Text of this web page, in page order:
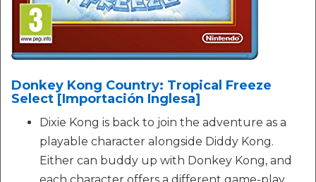
Donkey Kong Country: Tropical Freeze
Select [Importación Inglesa]
Dixie Kong is back to join the adventure as a
playable character alongside Diddy Kong.
Either can buddy up with Donkey Kong, and
each character offers a different game-play